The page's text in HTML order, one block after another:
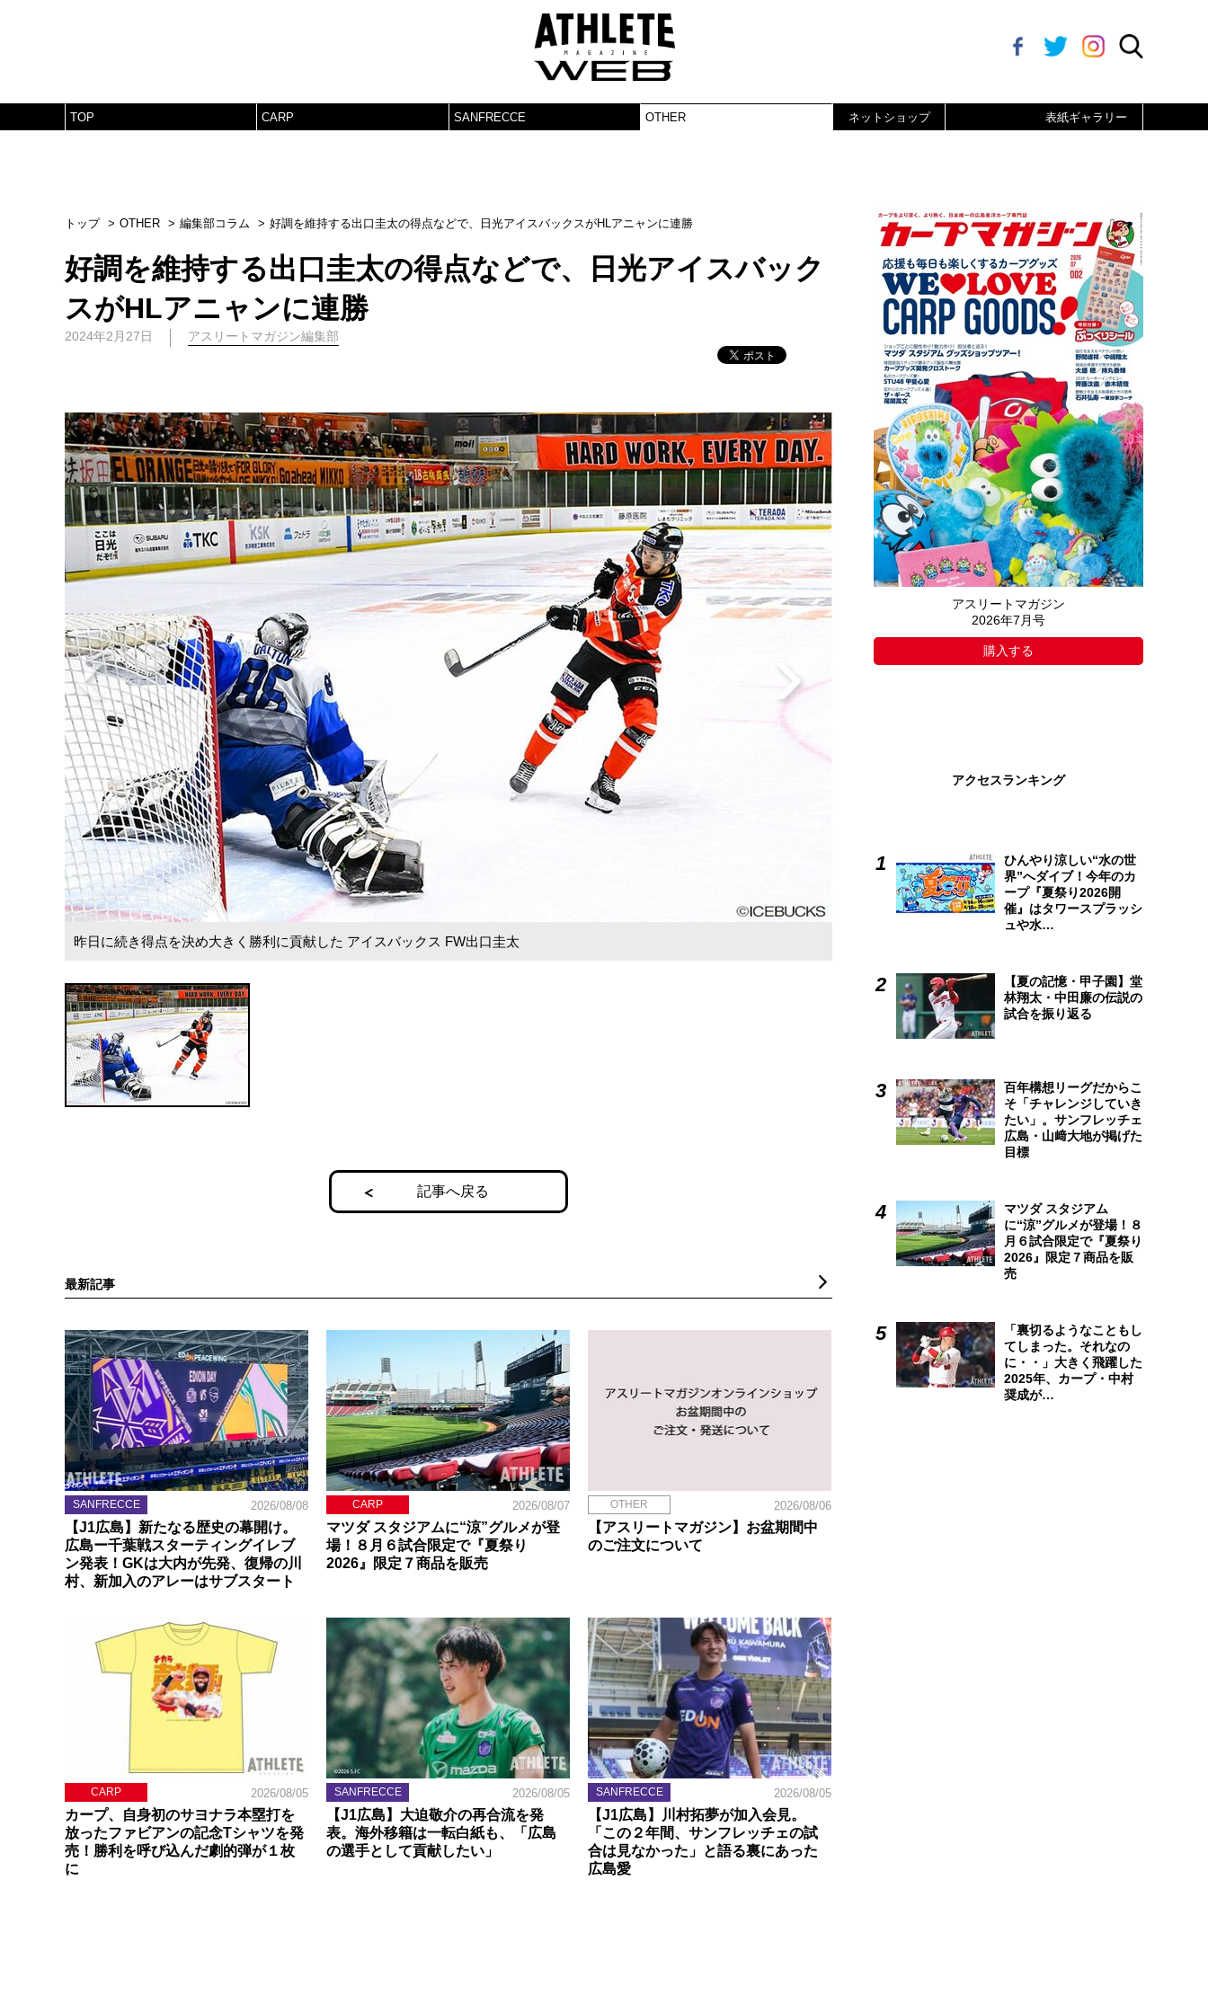
TOP CARP SANFRECCE OTHER ネットショップ 表紙ギャラリー
トップ OTHER 編集部コラム 好調を維持する出口圭太の得点などで、日光アイスバックスがHLアニャンに連勝
好調を維持する出口圭太の得点などで、日光アイスバック
スがHLアニャンに連勝
2024年2月27日 アスリートマガジン編集部
昨日に続き得点を決め大きく勝利に貢献した アイスバックス FW出口圭太
記事へ戻る
最新記事
SANFRECCE 2026/08/08
【J1広島】新たなる歴史の幕開け。
広島ー千葉戦スターティングイレブ
ン発表！GKは大内が先発、復帰の川
村、新加入のアレーはサブスタート
CARP 2026/08/07
マツダ スタジアムに“涼”グルメが登
場！８月６試合限定で『夏祭り
2026』限定７商品を販売
OTHER 2026/08/06
【アスリートマガジン】お盆期間中
のご注文について
CARP 2026/08/05
カープ、自身初のサヨナラ本塁打を
放ったファビアンの記念Tシャツを発
売！勝利を呼び込んだ劇的弾が１枚
に
SANFRECCE 2026/08/05
【J1広島】大迫敬介の再合流を発
表。海外移籍は一転白紙も、「広島
の選手として貢献したい」
SANFRECCE 2026/08/05
【J1広島】川村拓夢が加入会見。
「この２年間、サンフレッチェの試
合は見なかった」と語る裏にあった
広島愛
アスリートマガジン
2026年7月号
購入する
アクセスランキング
ひんやり涼しい“水の世
界”へダイブ！今年のカ
ープ『夏祭り2026開
催』はタワースプラッシ
ュや水…
【夏の記憶・甲子園】堂
林翔太・中田廉の伝説の
試合を振り返る
百年構想リーグだからこ
そ「チャレンジしていき
たい」。サンフレッチェ
広島・山﨑大地が掲げた
目標
マツダ スタジアム
に“涼”グルメが登場！８
月６試合限定で『夏祭り
2026』限定７商品を販
売
「裏切るようなこともし
てしまった。それなの
に・・」大きく飛躍した
2025年、カープ・中村
奨成が…